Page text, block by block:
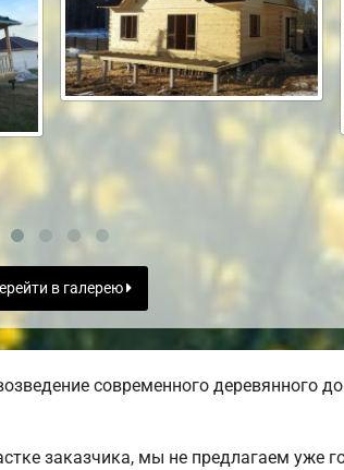
в галерею
современного деревянного
заказчика, мы не предлагаем уже